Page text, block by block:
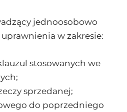
jednoosobowo
w zakresie:
stosowanych we
sprzedanej;
do poprzedniego